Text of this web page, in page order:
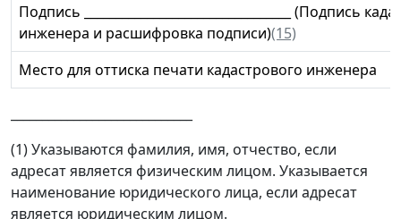
Подпись _________________________________ (Подпись
инженера и расшифровка подписи)(15)
Место для оттиска печати кадастрового инженера
(1) Указываются фамилия, имя, отчество, если
адресат является физическим лицом. Указывается
наименование юридического лица, если адресат
является юридическим лицом.